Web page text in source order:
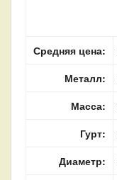
Средняя цена:
Металл:
Масса:
Гурт:
Диаметр: